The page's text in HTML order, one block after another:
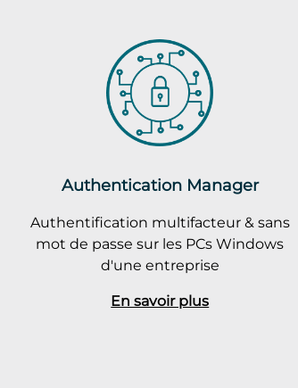
Authentication Manager
Authentification multifacteur & sans
mot de passe sur les PCs Windows
d'une entreprise
En savoir plus